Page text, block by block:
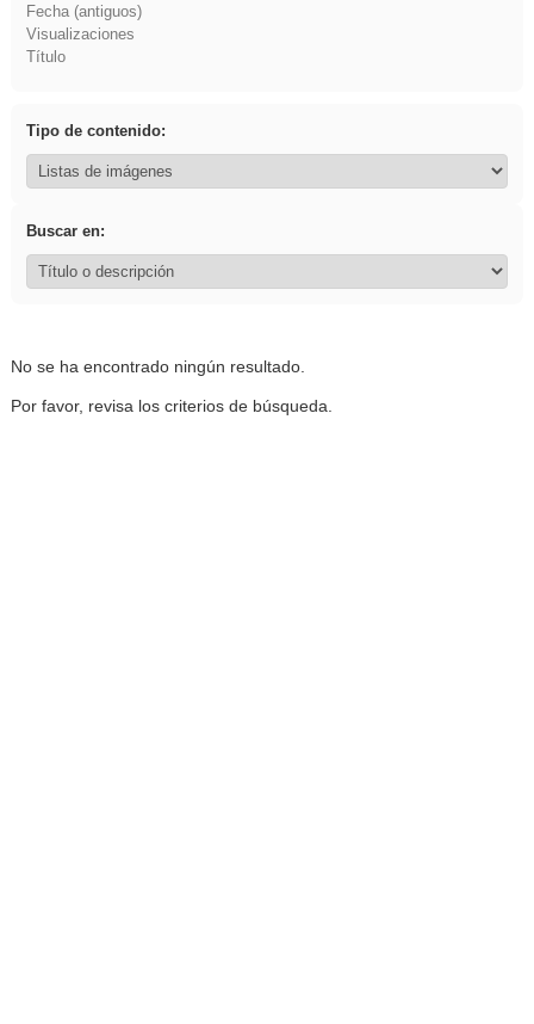
Fecha (antiguos)
Visualizaciones
Título
Tipo de contenido:
Buscar en:
No se ha encontrado ningún resultado.
Por favor, revisa los criterios de búsqueda.